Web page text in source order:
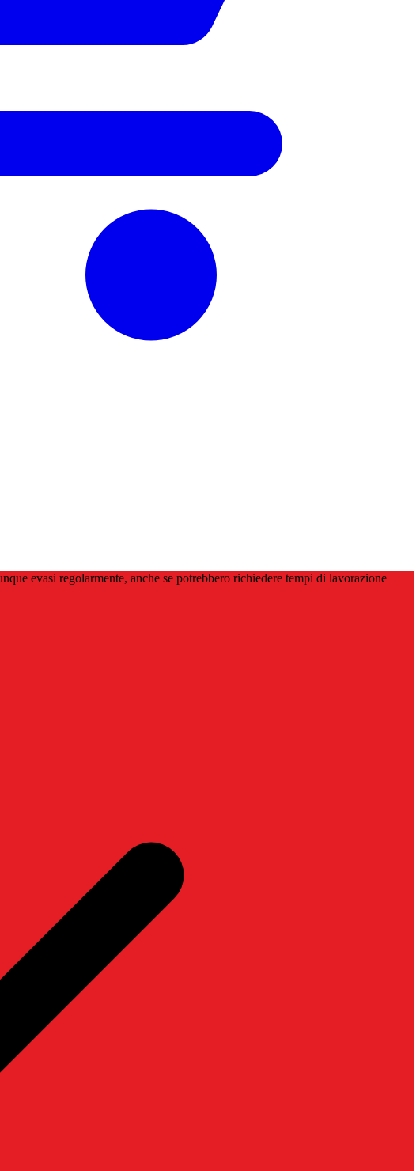
evasi regolarmente, anche se potrebbero richiedere tempi di lavorazione